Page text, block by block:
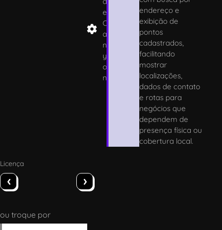
e
C
a
n
y
o
n
endereço e
exibição de
pontos
cadastrados,
facilitando
mostrar
localizações,
dados de contato
e rotas para
negócios que
dependem de
presença física ou
cobertura local.
Licença
‹ ›
ou troque por